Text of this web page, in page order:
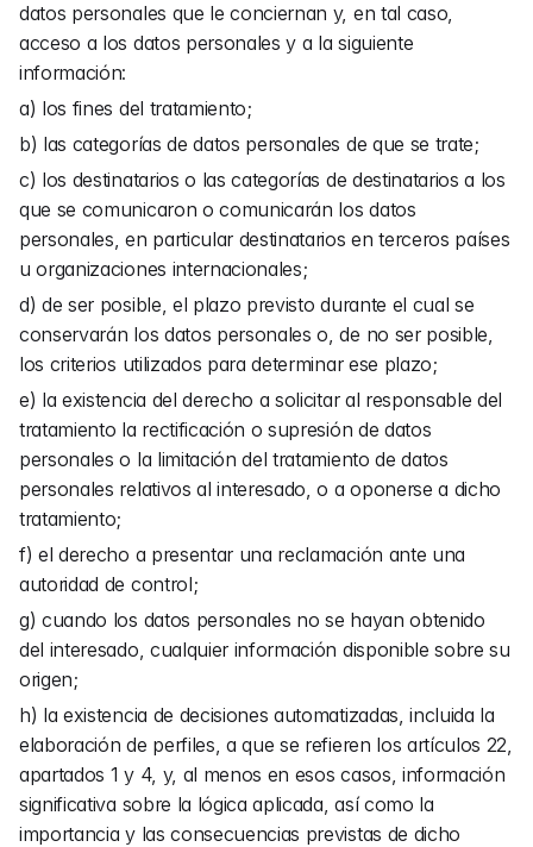
datos personales que le conciernan y, en tal caso,
acceso a los datos personales y a la siguiente
información:
a) los fines del tratamiento;
b) las categorías de datos personales de que se trate;
c) los destinatarios o las categorías de destinatarios a los
que se comunicaron o comunicarán los datos
personales, en particular destinatarios en terceros países
u organizaciones internacionales;
d) de ser posible, el plazo previsto durante el cual se
conservarán los datos personales o, de no ser posible,
los criterios utilizados para determinar ese plazo;
e) la existencia del derecho a solicitar al responsable del
tratamiento la rectificación o supresión de datos
personales o la limitación del tratamiento de datos
personales relativos al interesado, o a oponerse a dicho
tratamiento;
f) el derecho a presentar una reclamación ante una
autoridad de control;
g) cuando los datos personales no se hayan obtenido
del interesado, cualquier información disponible sobre su
origen;
h) la existencia de decisiones automatizadas, incluida la
elaboración de perfiles, a que se refieren los artículos 22,
apartados 1 y 4, y, al menos en esos casos, información
significativa sobre la lógica aplicada, así como la
importancia y las consecuencias previstas de dicho